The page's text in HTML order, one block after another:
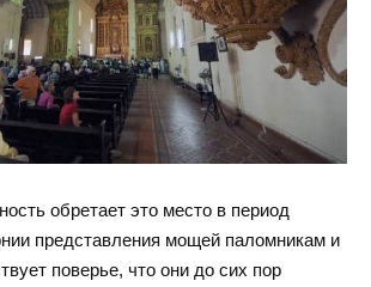
обретает это место в период
представления мощей паломникам и
поверье, что они до сих пор